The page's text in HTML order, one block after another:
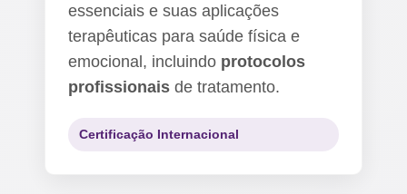
essenciais e suas aplicações
terapêuticas para saúde física e
emocional, incluindo protocolos
profissionais de tratamento.
Certificação Internacional